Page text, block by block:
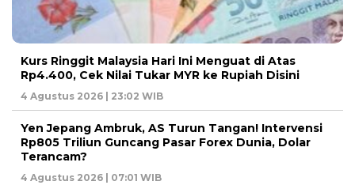
Kurs Ringgit Malaysia Hari Ini Menguat di Atas
Rp4.400, Cek Nilai Tukar MYR ke Rupiah Disini
4 Agustus 2026 | 23:02 WIB
Yen Jepang Ambruk, AS Turun Tangan! Intervensi
Rp805 Triliun Guncang Pasar Forex Dunia, Dolar
Terancam?
4 Agustus 2026 | 07:01 WIB